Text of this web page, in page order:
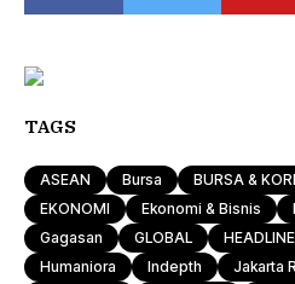
TAGS
ASEAN Bursa BURSA &
EKONOMI
Ekonomi & Bisnis
Gagasan
GLOBAL
Humaniora
Indepth Jakarta